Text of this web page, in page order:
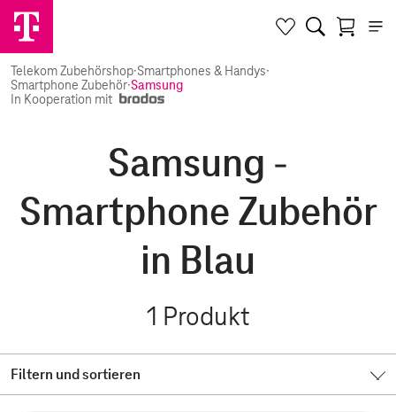
Telekom Zubehörshop·Smartphones & Handys·
Smartphone Zubehör·Samsung
In Kooperation mit
Samsung -
Smartphone Zubehör
in Blau
1 Produkt
Filtern und sortieren